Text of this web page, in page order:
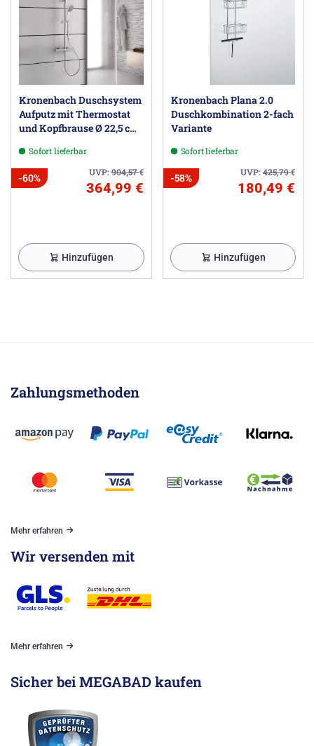
Kronenbach Duschsystem
Aufputz mit Thermostat
und Kopfbrause Ø 22,5 cm,
Sofort lieferbar
UVP:904,57€
-60%
364,99 €
Hinzufügen
Kronenbach Plana 2.0
Duschkombination 2-fach
Variante
Sofort lieferbar
UVP:425,79€
-58%
180,49 €
Hinzufügen
Zahlungsmethoden
Mehr erfahren
Wir versenden mit
Mehr erfahren
Sicher bei MEGABAD kaufen